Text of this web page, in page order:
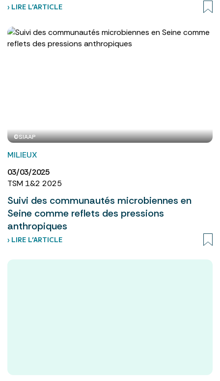
› LIRE L’ARTICLE
©SIAAP
MILIEUX
03/03/2025
TSM 1&2 2025
Suivi des communautés microbiennes en
Seine comme reflets des pressions
anthropiques
› LIRE L’ARTICLE